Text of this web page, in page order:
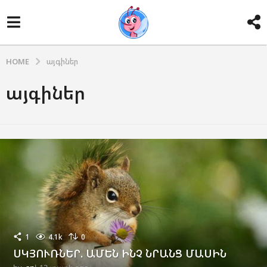
HOME այգիներ
այգիներ
1 4.1k 0
ՍԿՅՈՒՌՆԵՐ. ԱՄԵՆ ԻՆՉ ՆՐԱՆՑ ՄԱՍԻՆ